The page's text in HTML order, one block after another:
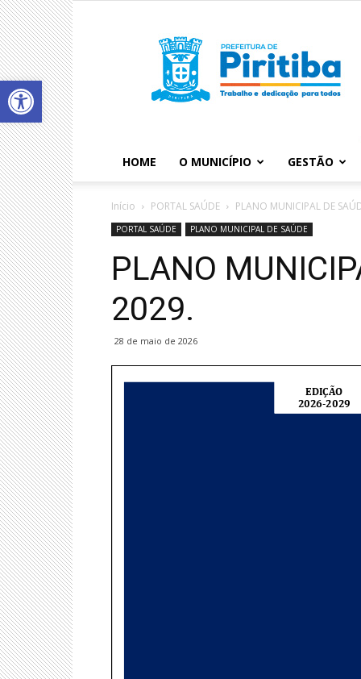
Abrir a barra de ferramentas
HOME O MUNICÍPIO GESTÃO
Início PORTAL SAÚDE PLANO MUNICIPAL DE
PORTAL SAÚDE PLANO MUNICIPAL DE SAÚDE
PLANO
2029.
28 de maio de 2026